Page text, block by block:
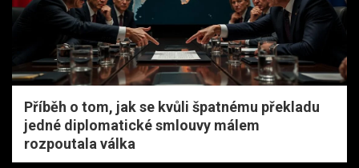
Příběh o tom, jak se kvůli špatnému překladu
jedné diplomatické smlouvy málem
rozpoutala válka